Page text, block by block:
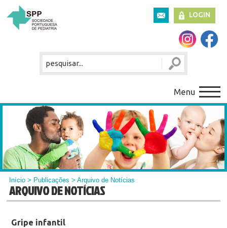
LOGIN
Menu
Início > Publicações > Arquivo de Notícias
ARQUIVO DE NOTÍCIAS
Gripe infantil